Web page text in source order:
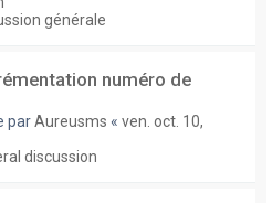
générale
numéro de
parAureusms « ven. oct. 10,
discussion